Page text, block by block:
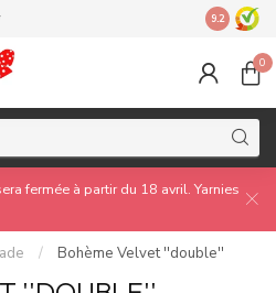
Made by
9.2
0
fermée à partir du 18 avril. Yarnies
/ Bohème Velvet ''double''